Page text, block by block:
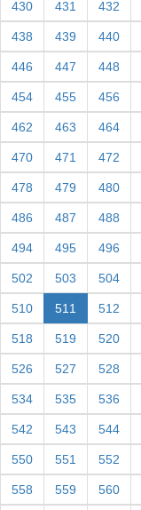
430 431 432
438 439 440
446 447 448
454 455 456
462 463 464
470 471 472
478 479 480
486 487 488
494 495 496
502 503 504
510 511 512
518 519 520
526 527 528
534 535 536
542 543 544
550 551 552
558 559 560